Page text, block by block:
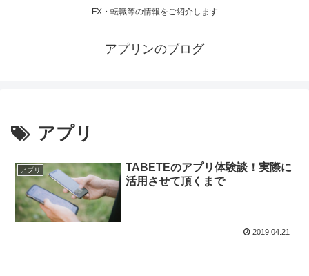
FX・転職等の情報をご紹介します
アプリンのブログ
アプリ
アプリ
TABETEのアプリ体験談！実際に
活用させて頂くまで
2019.04.21